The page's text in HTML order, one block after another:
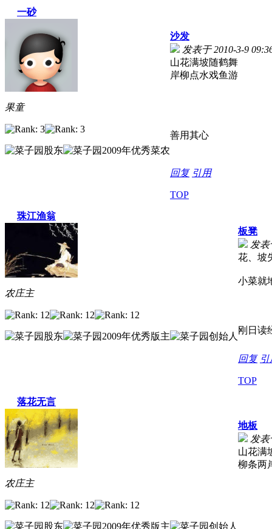
一砂
果童
沙发
发表于 2010-3-9
山花满坡随鹤舞
岸柳点水戏鱼游
善用其心
回复 引用
TOP
珠江渔翁
农庄主
板凳
发表
花、坡
小菜就
刚日读
回复
TOP
落花无言
农庄主
地板
发表
山花满
柳条两